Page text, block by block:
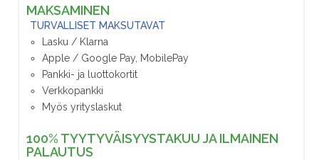
MAKSAMINEN
TURVALLISET MAKSUTAVAT
Lasku / Klarna
Apple / Google Pay, MobilePay
Pankki- ja luottokortit
Verkkopankki
Myös yrityslaskut
100% TYYTYVÄISYYSTAKUU JA ILMAINEN
PALAUTUS